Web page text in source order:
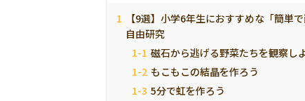
【9選】小学6年生におすすめな「簡単で
自由研究
磁石から逃げる野菜たちを観察し
もこもこの結晶を作ろう
5分で虹を作ろう